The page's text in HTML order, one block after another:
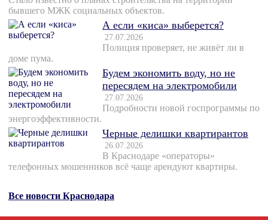
бывшего МЖК социальных объектов.
А если «киса» выберется?
27.07.2026
Полиция проверяет, не живёт ли в
доме пума.
Будем экономить воду, но не
пересядем на электромобили
27.07.2026
Подробности новой госпрограммы по
энергоэффективности.
Черные делишки квартирантов
26.07.2026
В Краснодаре «операторы»
телефонных мошенников всё чаще арендуют квартиры.
Все новости Краснодара